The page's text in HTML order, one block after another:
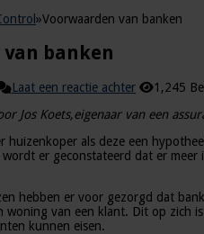
»Voorwaarden van banken
banken
Laat een reactie achter
1,245
Jos Koets,eigenaar van een
huizenkoper als deze een
er geconstateerd dat er
hebben er voor gezorgd dat
woning van een klant. Dit op zich
kunnen eisen.